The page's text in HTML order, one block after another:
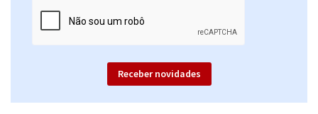
Receber novidades